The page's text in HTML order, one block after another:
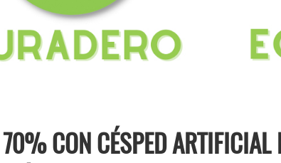
CON CÉSPED ARTIFICIAL